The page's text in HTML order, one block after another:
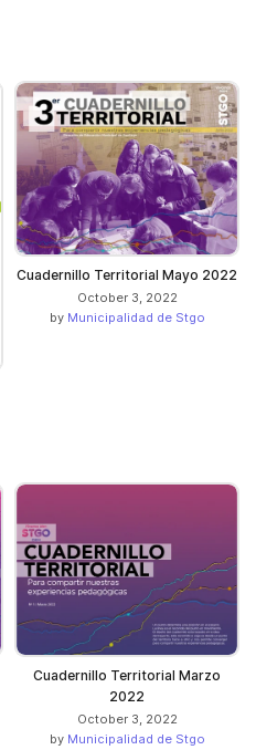
Cuadernillo Territorial Mayo 2022
October 3, 2022
by Municipalidad de Stgo
Cuadernillo Territorial Marzo
2022
October 3, 2022
by Municipalidad de Stgo